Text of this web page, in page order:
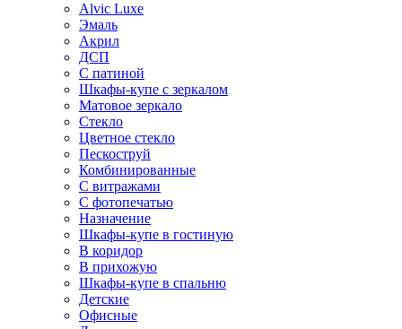
Alvic Luxe
Эмаль
Акрил
ДСП
С патиной
Шкафы-купе с зеркалом
Матовое зеркало
Стекло
Цветное стекло
Пескоструй
Комбинированные
С витражами
С фотопечатью
Назначение
Шкафы-купе в гостиную
В коридор
В прихожую
Шкафы-купе в спальню
Детские
Офисные